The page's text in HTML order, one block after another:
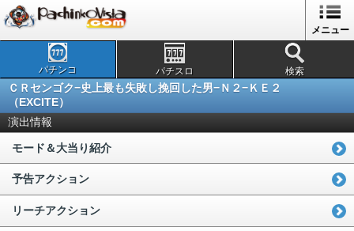
メニュー
パチンコ パチスロ 検索
ＣＲセンゴク−史上最も失敗し挽回した男−Ｎ２−ＫＥ２
（EXCITE）
演出情報
モード＆大当り紹介
予告アクション
リーチアクション